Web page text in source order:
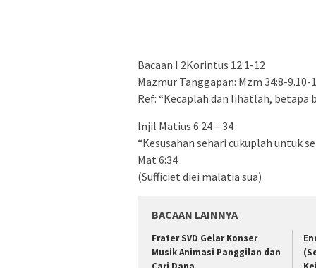
Bacaan I 2Korintus 12:1-12
Mazmur Tanggapan: Mzm 34:8-9.10-
Ref: “Kecaplah dan lihatlah, betapa
Injil Matius 6:24 – 34
“Kesusahan sehari cukuplah untuk
Mat 6:34
(Sufficiet diei malatia sua)
BACAAN LAINNYA
Frater SVD Gelar Konser
Musik Animasi Panggilan dan